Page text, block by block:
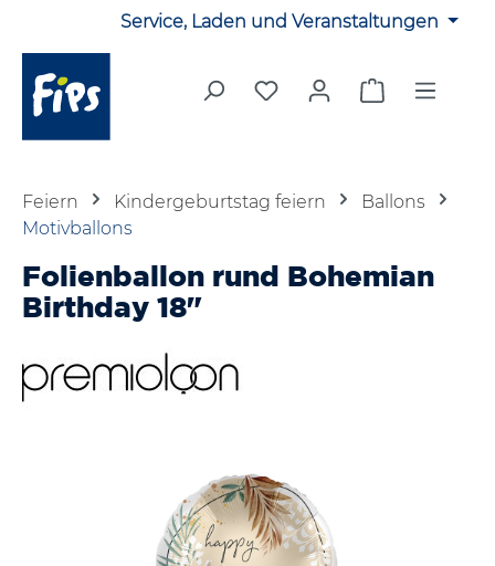
Zum Hauptinhalt springenService, Laden und Veranstaltungen
Du hast 0 Produkte auf
Warenkorb
Feiern Kindergeburtstag feiern
Ballons
Motivballons
Folienballon rund Bohemian
Birthday 18"
Bildergalerie überspringen